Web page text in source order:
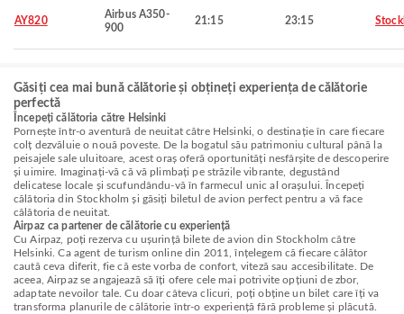
AY820
Airbus A350-
900
21:15 23:15
Găsiți cea mai bună călătorie și obțineți experiența de călătorie
perfectă
Începeți călătoria către Helsinki
Pornește într-o aventură de neuitat către Helsinki, o destinație în care fiecare
colț dezvăluie o nouă poveste. De la bogatul său patrimoniu cultural până la
peisajele sale uluitoare, acest oraș oferă oportunități nesfârșite de descoperire
și uimire. Imaginați-vă că vă plimbați pe străzile vibrante, degustând
delicatese locale și scufundându-vă în farmecul unic al orașului. Începeți
călătoria din Stockholm și găsiți biletul de avion perfect pentru a vă face
călătoria de neuitat.
Airpaz ca partener de călătorie cu experiență
Cu Airpaz, poți rezerva cu ușurință bilete de avion din Stockholm către
Helsinki. Ca agent de turism online din 2011, înțelegem că fiecare călător
caută ceva diferit, fie că este vorba de confort, viteză sau accesibilitate. De
aceea, Airpaz se angajează să îți ofere cele mai potrivite opțiuni de zbor,
adaptate nevoilor tale. Cu doar câteva clicuri, poți obține un bilet care îți va
transforma planurile de călătorie într-o experiență fără probleme și plăcută.